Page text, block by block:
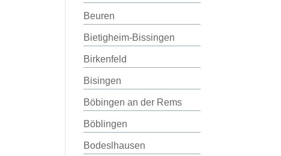
Beuren
Bietigheim-Bissingen
Birkenfeld
Bisingen
Böbingen an der Rems
Böblingen
Bodeslhausen